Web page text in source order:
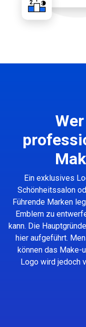
Ein exklusives
Schönheitssalon
Führende Marken
Emblem zu
kann. Die
hier aufgeführt.
können das Make-
Logo wird jedoch